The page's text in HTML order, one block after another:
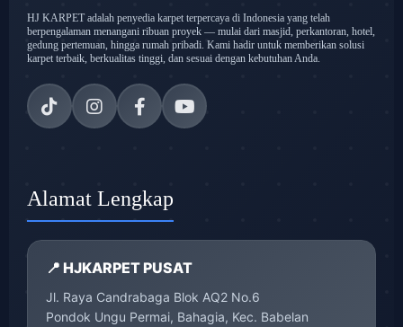
HJ KARPET adalah penyedia karpet terpercaya di Indonesia yang telah
berpengalaman menangani ribuan proyek — mulai dari masjid, perkantoran, hotel,
gedung pertemuan, hingga rumah pribadi. Kami hadir untuk memberikan solusi
karpet terbaik, berkualitas tinggi, dan sesuai dengan kebutuhan Anda.
Alamat Lengkap
📍 HJKARPET PUSAT
Jl. Raya Candrabaga Blok AQ2 No.6
Pondok Ungu Permai, Bahagia, Kec. Babelan